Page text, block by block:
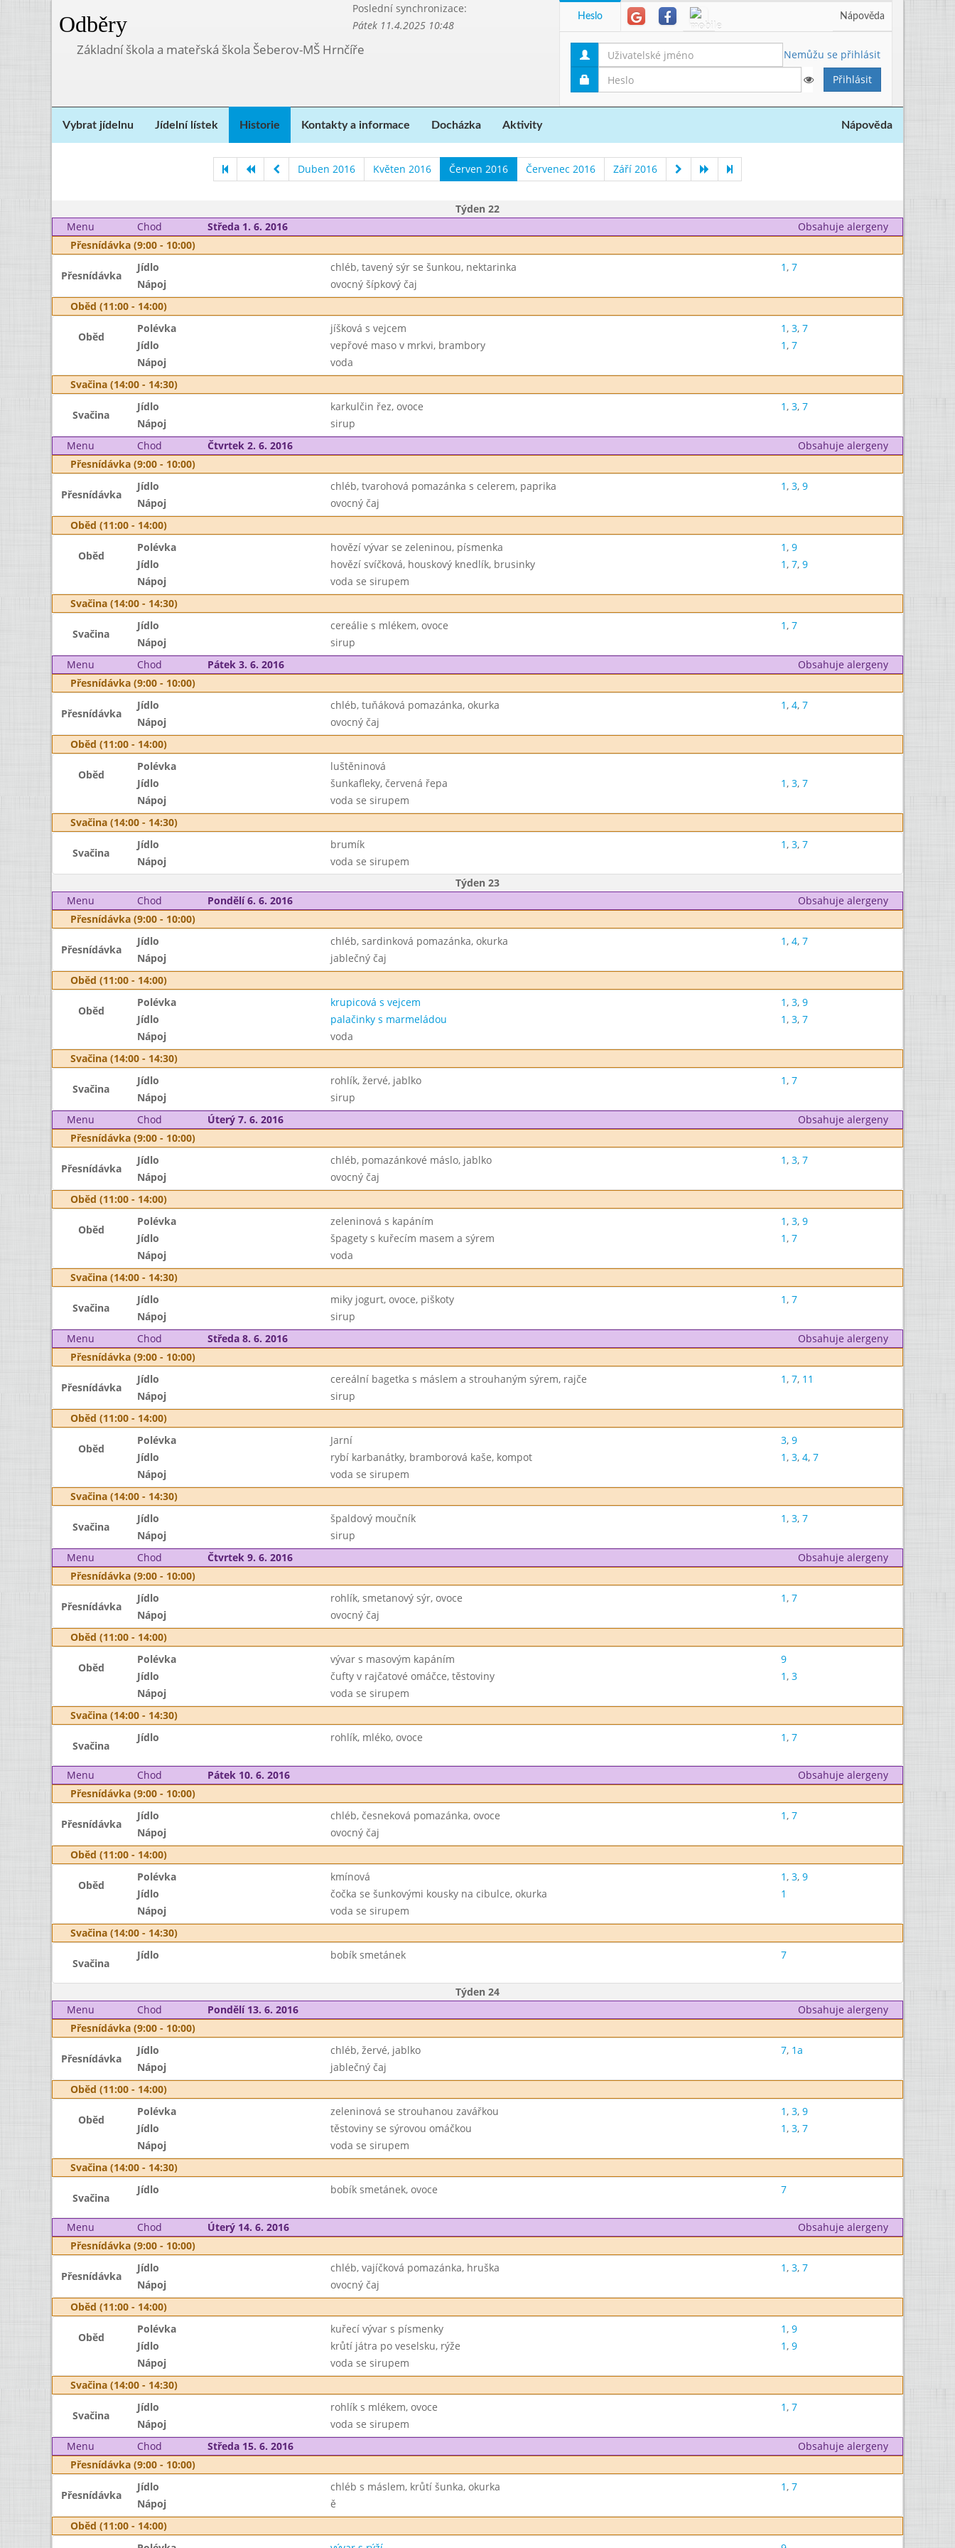
Odběry
Poslední synchronizace:
Pátek 11.4.2025 10:48
Základní škola a mateřská škola Šeberov-MŠ Hrnčíře
Heslo Nápověda
Nemůžu se přihlásit
Vybrat jídelnu Jídelní lístek Historie Kontakty a informace Docházka Aktivity Nápověda
Duben 2016 Květen 2016 Červen 2016 Červenec 2016 Září 2016
Týden 22
Menu
Chod Středa 1. 6. 2016
Obsahuje alergeny
Přesnídávka (9:00 - 10:00)
Přesnídávka
Jídlo chléb, tavený sýr se šunkou, nektarinka 1, 7
Nápoj
ovocný šípkový čaj
Oběd (11:00 - 14:00)
Oběd
Polévka jíšková s vejcem 1, 3, 7
Jídlo
vepřové maso v mrkvi, brambory 1, 7
Nápoj
voda
Svačina (14:00 - 14:30)
Svačina
Jídlo karkulčin řez, ovoce 1, 3, 7
Nápoj
sirup
Menu
Chod Čtvrtek 2. 6. 2016
Obsahuje alergeny
Přesnídávka (9:00 - 10:00)
Přesnídávka
Jídlo chléb, tvarohová pomazánka s celerem, paprika 1, 3, 9
Nápoj
ovocný čaj
Oběd (11:00 - 14:00)
Oběd
Polévka hovězí vývar se zeleninou, písmenka 1, 9
Jídlo
hovězí svíčková, houskový knedlík, brusinky 1, 7, 9
Nápoj
voda se sirupem
Svačina (14:00 - 14:30)
Svačina
Jídlo cereálie s mlékem, ovoce 1, 7
Nápoj
sirup
Menu
Chod Pátek 3. 6. 2016
Obsahuje alergeny
Přesnídávka (9:00 - 10:00)
Přesnídávka
Jídlo chléb, tuňáková pomazánka, okurka 1, 4, 7
Nápoj
ovocný čaj
Oběd (11:00 - 14:00)
Oběd
Polévka
luštěninová
Jídlo
šunkafleky, červená řepa 1, 3, 7
Nápoj
voda se sirupem
Svačina (14:00 - 14:30)
Svačina
Jídlo brumík 1, 3, 7
Nápoj
voda se sirupem
Týden 23
Menu
Chod Pondělí 6. 6. 2016
Obsahuje alergeny
Přesnídávka (9:00 - 10:00)
Přesnídávka
Jídlo chléb, sardinková pomazánka, okurka 1, 4, 7
Nápoj
jablečný čaj
Oběd (11:00 - 14:00)
Oběd
Polévka krupicová s vejcem 1, 3, 9
Jídlo
palačinky s marmeládou 1, 3, 7
Nápoj
voda
Svačina (14:00 - 14:30)
Svačina
Jídlo rohlík, žervé, jablko 1, 7
Nápoj
sirup
Menu
Chod Úterý 7. 6. 2016
Obsahuje alergeny
Přesnídávka (9:00 - 10:00)
Přesnídávka
Jídlo chléb, pomazánkové máslo, jablko 1, 3, 7
Nápoj
ovocný čaj
Oběd (11:00 - 14:00)
Oběd
Polévka zeleninová s kapáním 1, 3, 9
Jídlo
špagety s kuřecím masem a sýrem 1, 7
Nápoj
voda
Svačina (14:00 - 14:30)
Svačina
Jídlo miky jogurt, ovoce, piškoty 1, 7
Nápoj
sirup
Menu
Chod Středa 8. 6. 2016
Obsahuje alergeny
Přesnídávka (9:00 - 10:00)
Přesnídávka
Jídlo cereální bagetka s máslem a strouhaným sýrem, rajče 1, 7, 11
Nápoj
sirup
Oběd (11:00 - 14:00)
Oběd
Polévka Jarní 3, 9
Jídlo
rybí karbanátky, bramborová kaše, kompot 1, 3, 4, 7
Nápoj
voda se sirupem
Svačina (14:00 - 14:30)
Svačina
Jídlo špaldový moučník 1, 3, 7
Nápoj
sirup
Menu
Chod Čtvrtek 9. 6. 2016
Obsahuje alergeny
Přesnídávka (9:00 - 10:00)
Přesnídávka
Jídlo rohlík, smetanový sýr, ovoce 1, 7
Nápoj
ovocný čaj
Oběd (11:00 - 14:00)
Oběd
Polévka vývar s masovým kapáním
9
Jídlo
čufty v rajčatové omáčce, těstoviny 1, 3
Nápoj
voda se sirupem
Svačina (14:00 - 14:30)
Svačina
Jídlo rohlík, mléko, ovoce 1, 7
Menu Chod Pátek 10. 6. 2016
Obsahuje alergeny
Přesnídávka (9:00 - 10:00)
Přesnídávka
Jídlo chléb, česneková pomazánka, ovoce 1, 7
Nápoj
ovocný čaj
Oběd (11:00 - 14:00)
Oběd
Polévka kmínová 1, 3, 9
Jídlo
čočka se šunkovými kousky na cibulce, okurka
1
Nápoj
voda se sirupem
Svačina (14:00 - 14:30)
Svačina
Jídlo bobík smetánek 7
Týden 24
Menu
Chod Pondělí 13. 6. 2016
Obsahuje alergeny
Přesnídávka (9:00 - 10:00)
Přesnídávka
Jídlo chléb, žervé, jablko 7, 1a
Nápoj
jablečný čaj
Oběd (11:00 - 14:00)
Oběd
Polévka zeleninová se strouhanou zavářkou 1, 3, 9
Jídlo
těstoviny se sýrovou omáčkou 1, 3, 7
Nápoj
voda se sirupem
Svačina (14:00 - 14:30)
Svačina
Jídlo bobík smetánek, ovoce 7
Menu Chod Úterý 14. 6. 2016
Obsahuje alergeny
Přesnídávka (9:00 - 10:00)
Přesnídávka
Jídlo chléb, vajíčková pomazánka, hruška 1, 3, 7
Nápoj
ovocný čaj
Oběd (11:00 - 14:00)
Oběd
Polévka kuřecí vývar s písmenky 1, 9
Jídlo
krůtí játra po veselsku, rýže 1, 9
Nápoj
voda se sirupem
Svačina (14:00 - 14:30)
Svačina
Jídlo rohlík s mlékem, ovoce 1, 7
Nápoj
voda se sirupem
Menu
Chod Středa 15. 6. 2016
Obsahuje alergeny
Přesnídávka (9:00 - 10:00)
Přesnídávka
Jídlo chléb s máslem, krůtí šunka, okurka 1, 7
Nápoj
ě
Oběd (11:00 - 14:00)